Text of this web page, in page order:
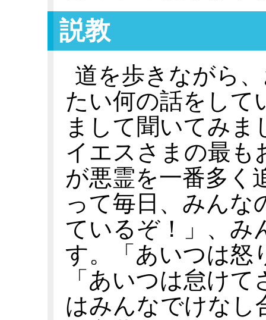
説教
道を歩きながら
たい何の話をして
まして聞いてみ
イエスさまの最も
が悪霊を一番多く
って毎日、みんな
ているぞ！」、み
す。「あいつは怒
「あいつは怠け
はみんなでけなし